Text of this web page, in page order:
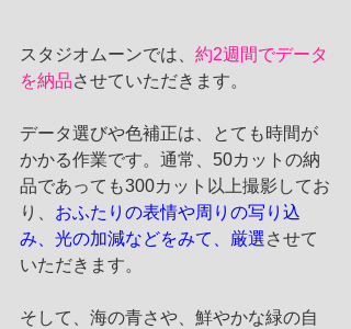
スタジオムーンでは、 約2週間でデータ
を納品させていただきます。
データ選びや色補正は、とても時間が
かかる作業です。通常、50カットの納
品であっても300カット以上撮影してお
り、 おふたりの表情や周りの写り込
み、光の加減などをみて、厳選させて
いただきます。
そして、海の青さや、鮮やかな緑の自